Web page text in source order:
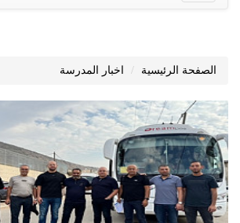
navigation
الصفحة الرئيسية اخبار المدرسة